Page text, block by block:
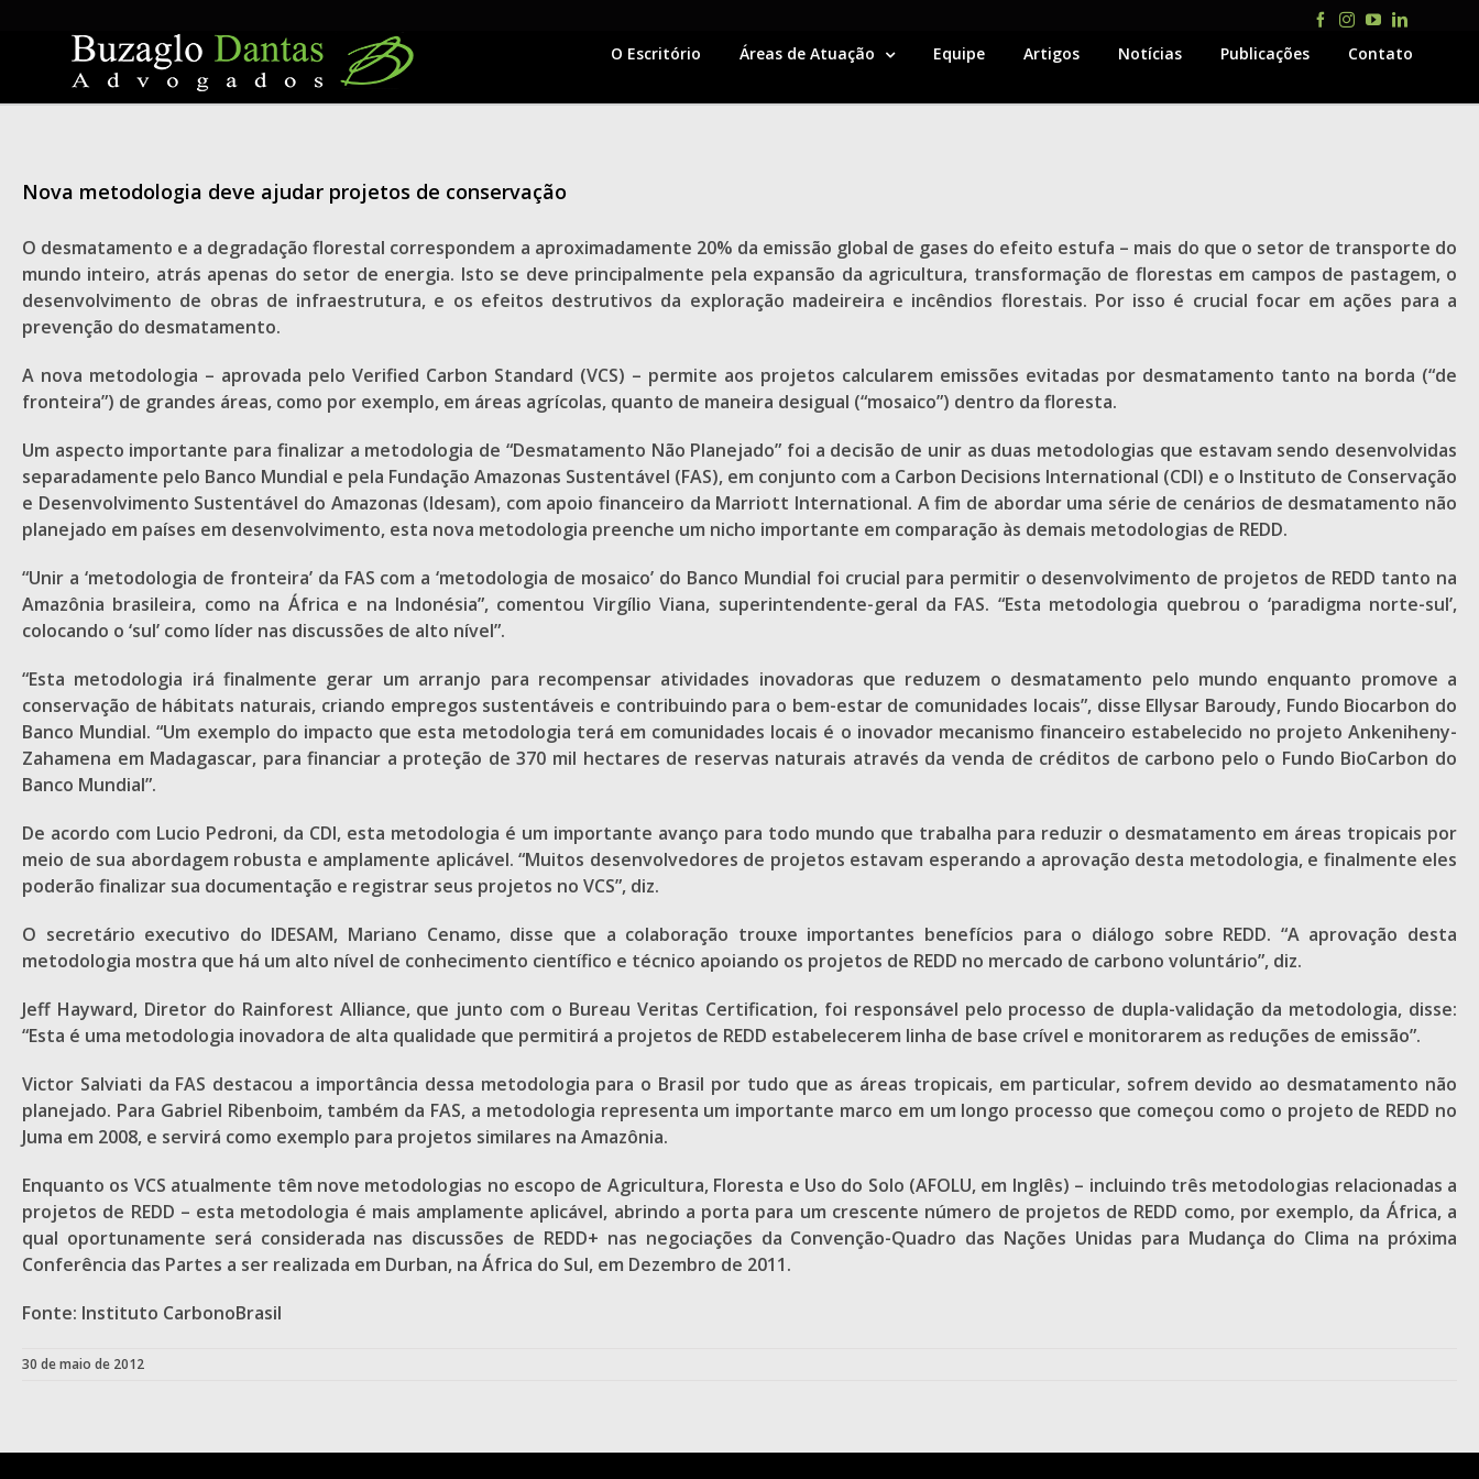
Facebook
Instagram
YouTubeLinkedIn
O Escritório Áreas de Atuação Equipe Artigos Notícias Publicações Contato
Nova metodologia deve ajudar projetos de conservação
O desmatamento e a degradação florestal correspondem a aproximadamente 20% da emissão global de gases do efeito estufa – mais do que o setor de transporte do
mundo inteiro, atrás apenas do setor de energia. Isto se deve principalmente pela expansão da agricultura, transformação de florestas em campos de pastagem, o
desenvolvimento de obras de infraestrutura, e os efeitos destrutivos da exploração madeireira e incêndios florestais. Por isso é crucial focar em ações para a
prevenção do desmatamento.
A nova metodologia – aprovada pelo Verified Carbon Standard (VCS) – permite aos projetos calcularem emissões evitadas por desmatamento tanto na borda (“de
fronteira”) de grandes áreas, como por exemplo, em áreas agrícolas, quanto de maneira desigual (“mosaico”) dentro da floresta.
Um aspecto importante para finalizar a metodologia de “Desmatamento Não Planejado” foi a decisão de unir as duas metodologias que estavam sendo desenvolvidas
separadamente pelo Banco Mundial e pela Fundação Amazonas Sustentável (FAS), em conjunto com a Carbon Decisions International (CDI) e o Instituto de Conservação
e Desenvolvimento Sustentável do Amazonas (Idesam), com apoio financeiro da Marriott International. A fim de abordar uma série de cenários de desmatamento não
planejado em países em desenvolvimento, esta nova metodologia preenche um nicho importante em comparação às demais metodologias de REDD.
“Unir a ‘metodologia de fronteira’ da FAS com a ‘metodologia de mosaico’ do Banco Mundial foi crucial para permitir o desenvolvimento de projetos de REDD tanto na
Amazônia brasileira, como na África e na Indonésia”, comentou Virgílio Viana, superintendente-geral da FAS. “Esta metodologia quebrou o ‘paradigma norte-sul’,
colocando o ‘sul’ como líder nas discussões de alto nível”.
“Esta metodologia irá finalmente gerar um arranjo para recompensar atividades inovadoras que reduzem o desmatamento pelo mundo enquanto promove a
conservação de hábitats naturais, criando empregos sustentáveis e contribuindo para o bem-estar de comunidades locais”, disse Ellysar Baroudy, Fundo Biocarbon do
Banco Mundial. “Um exemplo do impacto que esta metodologia terá em comunidades locais é o inovador mecanismo financeiro estabelecido no projeto Ankeniheny-
Zahamena em Madagascar, para financiar a proteção de 370 mil hectares de reservas naturais através da venda de créditos de carbono pelo o Fundo BioCarbon do
Banco Mundial”.
De acordo com Lucio Pedroni, da CDI, esta metodologia é um importante avanço para todo mundo que trabalha para reduzir o desmatamento em áreas tropicais por
meio de sua abordagem robusta e amplamente aplicável. “Muitos desenvolvedores de projetos estavam esperando a aprovação desta metodologia, e finalmente eles
poderão finalizar sua documentação e registrar seus projetos no VCS”, diz.
O secretário executivo do IDESAM, Mariano Cenamo, disse que a colaboração trouxe importantes benefícios para o diálogo sobre REDD. “A aprovação desta
metodologia mostra que há um alto nível de conhecimento científico e técnico apoiando os projetos de REDD no mercado de carbono voluntário”, diz.
Jeff Hayward, Diretor do Rainforest Alliance, que junto com o Bureau Veritas Certification, foi responsável pelo processo de dupla-validação da metodologia, disse:
“Esta é uma metodologia inovadora de alta qualidade que permitirá a projetos de REDD estabelecerem linha de base crível e monitorarem as reduções de emissão”.
Victor Salviati da FAS destacou a importância dessa metodologia para o Brasil por tudo que as áreas tropicais, em particular, sofrem devido ao desmatamento não
planejado. Para Gabriel Ribenboim, também da FAS, a metodologia representa um importante marco em um longo processo que começou como o projeto de REDD no
Juma em 2008, e servirá como exemplo para projetos similares na Amazônia.
Enquanto os VCS atualmente têm nove metodologias no escopo de Agricultura, Floresta e Uso do Solo (AFOLU, em Inglês) – incluindo três metodologias relacionadas a
projetos de REDD – esta metodologia é mais amplamente aplicável, abrindo a porta para um crescente número de projetos de REDD como, por exemplo, da África, a
qual oportunamente será considerada nas discussões de REDD+ nas negociações da Convenção-Quadro das Nações Unidas para Mudança do Clima na próxima
Conferência das Partes a ser realizada em Durban, na África do Sul, em Dezembro de 2011.
Fonte: Instituto CarbonoBrasil
30 de maio de 2012